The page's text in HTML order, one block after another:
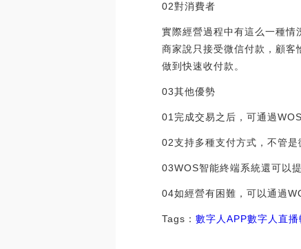
02對消費者
實際經營過程中有這么一種情
商家說只接受微信付款，顧客
做到快速收付款。
03其他優勢
01完成交易之后，可通過
02支持多種支付方式，不管是
03WOS智能終端系統還可以
04如經營有困難，可以通過
Tags：數字人APP數字人直